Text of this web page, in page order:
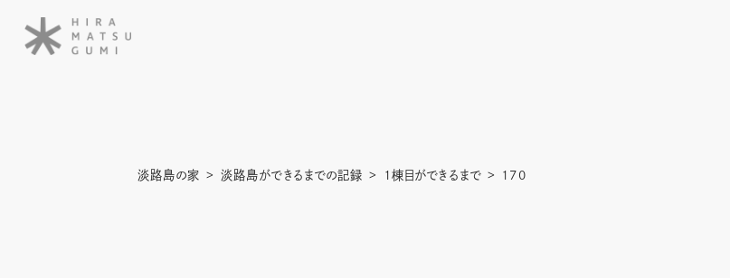
淡路島の家 淡路島ができるまでの記録 1棟目ができるまで 170